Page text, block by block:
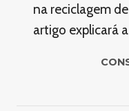
na reciclagem
artigo explicará